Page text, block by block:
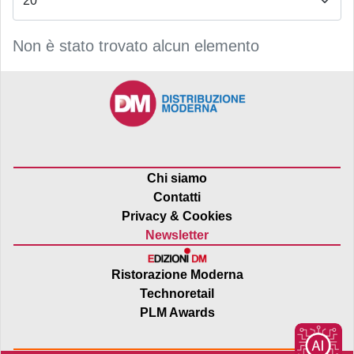
Non è stato trovato alcun elemento
Chi siamo
Contatti
Privacy & Cookies
Newsletter
Ristorazione Moderna
Technoretail
PLM Awards